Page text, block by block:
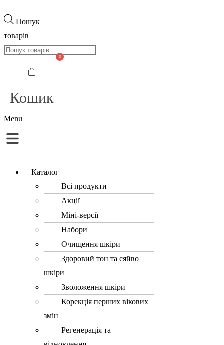
Пошук
товарів
0
Кошик
Menu
Каталог
Всі продукти
Акції
Міні-версії
Набори
Очищення шкіри
Здоровий тон та сяйво
шкіри
Зволоження шкіри
Корекція перших вікових
змін
Регенерація та